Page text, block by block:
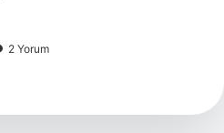
2 Yorum